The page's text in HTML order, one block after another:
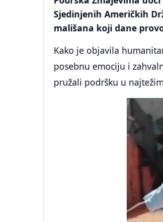
Sjedinjenih Američkih
mališana koji dane
Kako je objavila
posebnu emociju i
pružali podršku u